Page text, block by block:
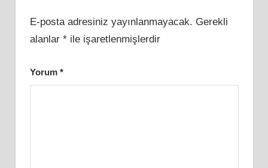
E-posta adresiniz yayınlanmayacak. Gerekli
alanlar *ile işaretlenmişlerdir
Yorum *